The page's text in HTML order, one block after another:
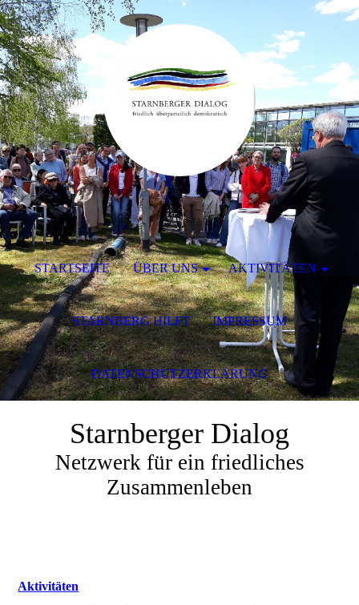
Starnberger Dialog
Netzwerk für ein friedliches
Zusammenleben
Aktivitäten
STARTSEITE ÜBER UNS AKTIVITÄTEN
STARNBERG HILFT IMPRESSUM
DATENSCHUTZERKLÄRUNG